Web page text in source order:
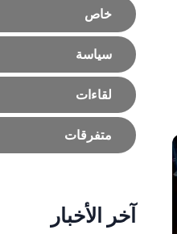
خاص
سياسة
لقاءات
متفرقات
آخر الأخبار